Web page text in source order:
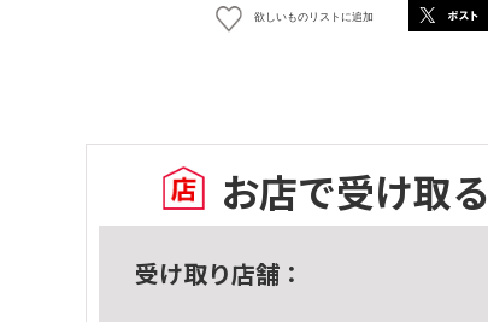
欲しいものリストに追加
お店で受け取る
受け取り店舗：